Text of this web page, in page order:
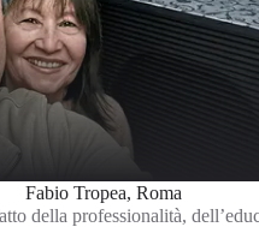
Fabio Tropea, Roma
della professionalità,